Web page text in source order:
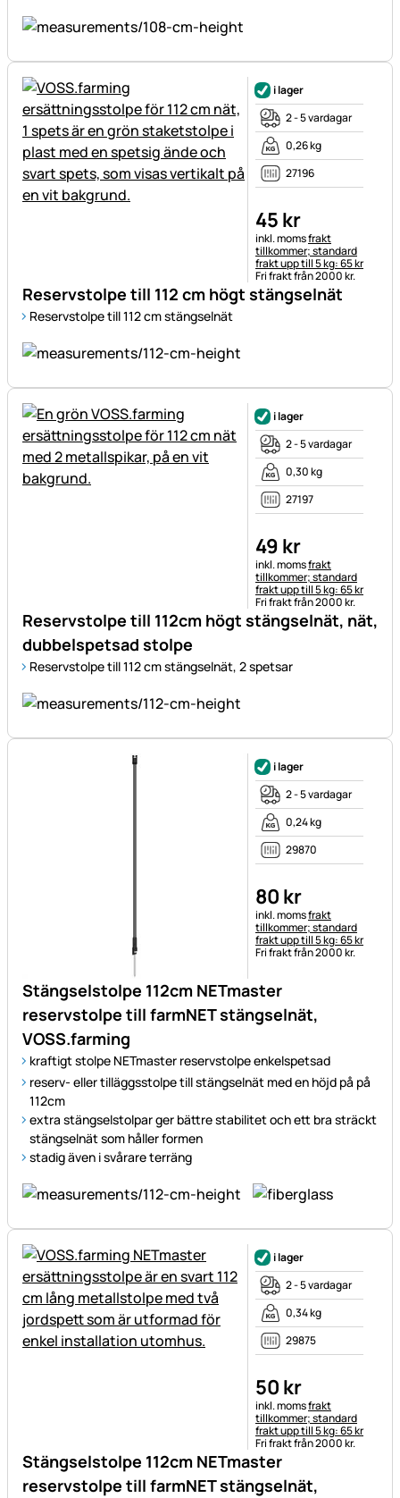
Reservstolpe till 112 cm högt stängselnät
Reservstolpe till 112 cm stängselnät
i lager
2 - 5 vardagar
0,26 kg
27196
45 kr
Skatteinformation:
inkl. momsfrakt
tillkommer; standard
frakt upp till 5 kg: 65 kr
Fri frakt från 2000 kr.
Reservstolpe till 112cm högt stängselnät, nät,
dubbelspetsad stolpe
Reservstolpe till 112 cm stängselnät, 2 spetsar
i lager
2 - 5 vardagar
0,30 kg
27197
49 kr
Skatteinformation:
inkl. momsfrakt
tillkommer; standard
frakt upp till 5 kg: 65 kr
Fri frakt från 2000 kr.
Stängselstolpe 112cm NETmaster
reservstolpe till farmNET stängselnät,
VOSS.farming
kraftigt stolpe NETmaster reservstolpe enkelspetsad
reserv- eller tilläggsstolpe till stängselnät med en höjd på på
112cm
extra stängselstolpar ger bättre stabilitet och ett bra sträckt
stängselnät som håller formen
stadig även i svårare terräng
i lager
2 - 5 vardagar
0,24 kg
29870
80 kr
Skatteinformation:
inkl. momsfrakt
tillkommer; standard
frakt upp till 5 kg: 65 kr
Fri frakt från 2000 kr.
Stängselstolpe 112cm NETmaster
reservstolpe till farmNET stängselnät,
i lager
2 - 5 vardagar
0,34 kg
29875
50 kr
Skatteinformation:
inkl. momsfrakt
tillkommer; standard
frakt upp till 5 kg: 65 kr
Fri frakt från 2000 kr.